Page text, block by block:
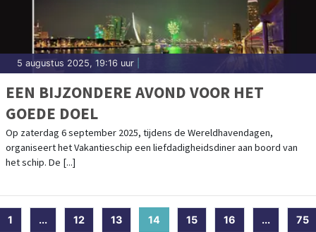
5 augustus 2025, 19:16 uur
EEN BIJZONDERE AVOND VOOR HET
GOEDE DOEL
Op zaterdag 6 september 2025, tijdens de Wereldhavendagen,
organiseert het Vakantieschip een liefdadigheidsdiner aan boord van
het schip. De [...]
1 ... 12 13 14 (current)
15 16 ... 75